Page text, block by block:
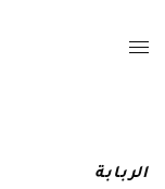
الربابة